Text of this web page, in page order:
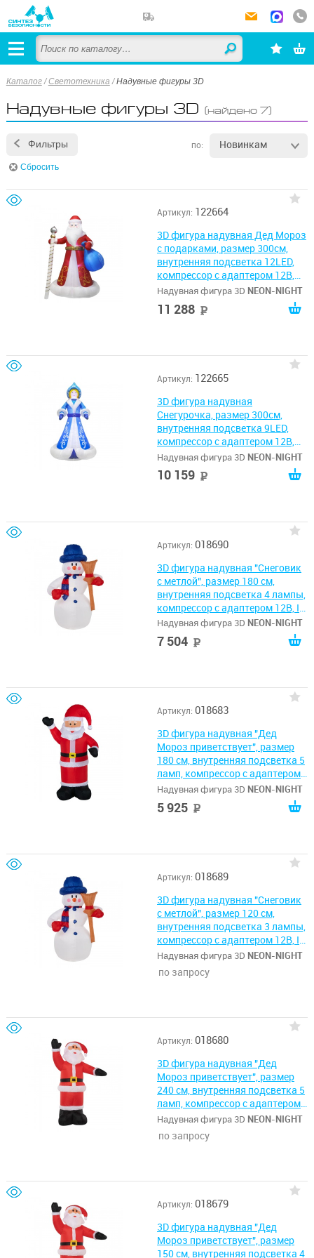
Каталог /Светотехника /Надувные фигуры 3D
Надувные фигуры 3D (найдено 7)
Фильтры по: Новинкам
Сбросить
Артикул: 122664
3D фигура надувная Дед Мороз
с подарками, размер 300см,
внутренняя подсветка 12LED,
компрессор с адаптером 12В,
IP44 NEON-NIGHT
Надувная фигура 3D NEON-NIGHT
11 288
Артикул: 122665
3D фигура надувная
Снегурочка, размер 300см,
внутренняя подсветка 9LED,
компрессор с адаптером 12В,
IP44 NEON-NIGHT
Надувная фигура 3D NEON-NIGHT
10 159
Артикул: 018690
3D фигура надувная "Снеговик
с метлой", размер 180 см,
внутренняя подсветка 4 лампы,
компрессор с адаптером 12В, IP
44 NEON-NIGHT
Надувная фигура 3D NEON-NIGHT
7 504
Артикул: 018683
3D фигура надувная "Дед
Мороз приветствует", размер
180 см, внутренняя подсветка 5
ламп, компрессор с адаптером
12В, IP 44 NEON-NIGHT
Надувная фигура 3D NEON-NIGHT
5 925
Артикул: 018689
3D фигура надувная "Снеговик
с метлой", размер 120 см,
внутренняя подсветка 3 лампы,
компрессор с адаптером 12В, IP
44 NEON-NIGHT
Надувная фигура 3D NEON-NIGHT
по запросу
Артикул: 018680
3D фигура надувная "Дед
Мороз приветствует", размер
240 см, внутренняя подсветка 5
ламп, компрессор с адаптером
12В, IP 44 NEON-NIGHT
Надувная фигура 3D NEON-NIGHT
по запросу
Артикул: 018679
3D фигура надувная "Дед
Мороз приветствует", размер
150 см, внутренняя подсветка 4